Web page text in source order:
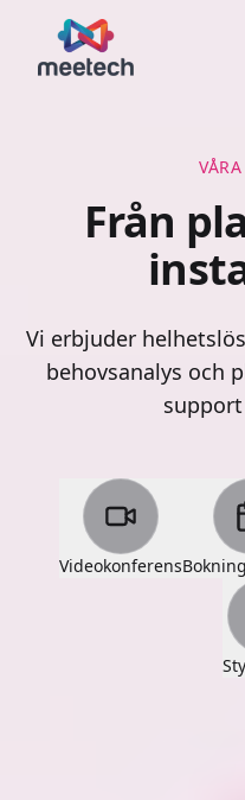
Från
Vi erbjuder
behovsanalys och
Videokonferens